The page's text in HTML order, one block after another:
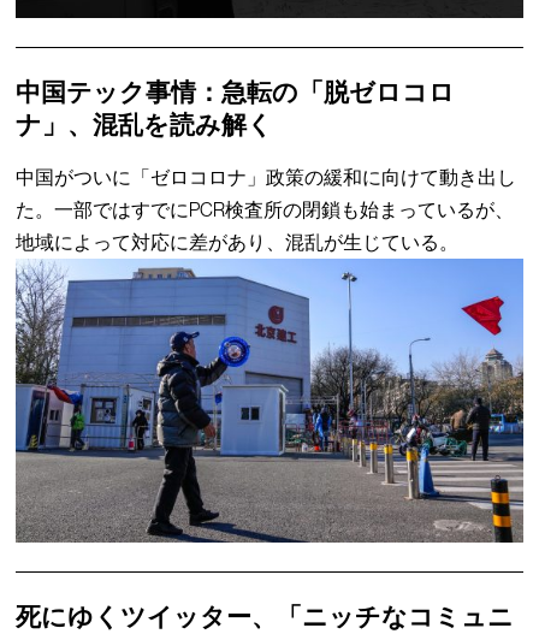
中国テック事情：急転の「脱ゼロコロ
ナ」、混乱を読み解く
中国がついに「ゼロコロナ」政策の緩和に向けて動き出し
た。一部ではすでにPCR検査所の閉鎖も始まっているが、
地域によって対応に差があり、混乱が生じている。
死にゆくツイッター、「ニッチなコミュニ